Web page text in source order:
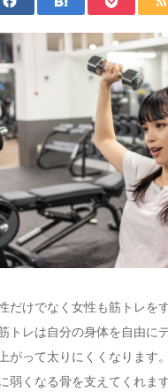
だけでなく女性も筋トレを
トレは自分の身体を自由に
がって太りにくくなります
弱くなる骨を支えてくれま